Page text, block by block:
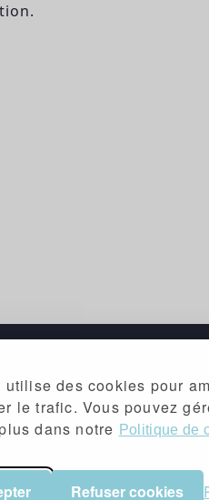
utilise des cookies pour
le trafic. Vous pouvez
dans notre Politique de
Refuser cookies